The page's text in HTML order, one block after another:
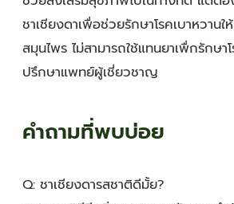
ชาเชียงดาเพื่อช่วยรักษาโรคเบาหวานใ
สมุนไพร ไม่สามารถใช้แทนยาเพื่กรักษา
ปรึกษาแพทย์ผู้เชี่ยวชาญ
คำถามที่พบบ่อย
Q: ชาเชียงดารสชาติดีมั้ย?